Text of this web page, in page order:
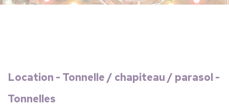
Location - Tonnelle / chapiteau / parasol -
Tonnelles